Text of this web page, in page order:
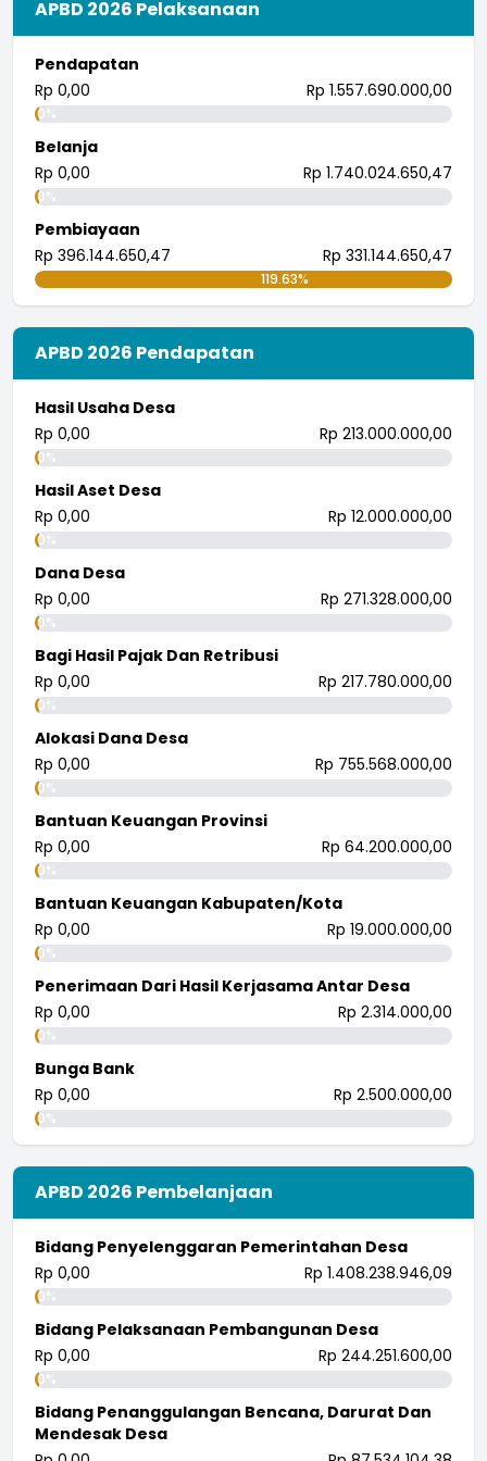
I wayan randana
26 Juli 2018 08:21:57
tingkatkan.
...selengkapnya
i wayan pujana eka putra
25 Juli 2018 09:30:04
APBD 2026 Pelaksanaan
Pendapatan
Rp 0,00
Rp 1.557.690.000,00
0%
Belanja
Rp 0,00
Rp 1.740.024.650,47
0%
Pembiayaan
Rp 396.144.650,47
Rp 331.144.650,47
119.63%
APBD 2026 Pendapatan
Hasil Usaha Desa
Rp 0,00
Rp 213.000.000,00
0%
Hasil Aset Desa
Rp 0,00
Rp 12.000.000,00
0%
Dana Desa
Rp 0,00
Rp 271.328.000,00
0%
Bagi Hasil Pajak Dan Retribusi
Rp 0,00
Rp 217.780.000,00
0%
Alokasi Dana Desa
Rp 0,00
Rp 755.568.000,00
0%
Bantuan Keuangan Provinsi
Rp 0,00
Rp 64.200.000,00
0%
Bantuan Keuangan Kabupaten/Kota
Rp 0,00
Rp 19.000.000,00
0%
Penerimaan Dari Hasil Kerjasama Antar Desa
Rp 0,00
Rp 2.314.000,00
0%
Bunga Bank
Rp 0,00
Rp 2.500.000,00
0%
APBD 2026 Pembelanjaan
Bidang Penyelenggaran Pemerintahan Desa
Rp 0,00
Rp 1.408.238.946,09
0%
Bidang Pelaksanaan Pembangunan Desa
Rp 0,00
Rp 244.251.600,00
0%
Bidang Penanggulangan Bencana, Darurat Dan
Mendesak Desa